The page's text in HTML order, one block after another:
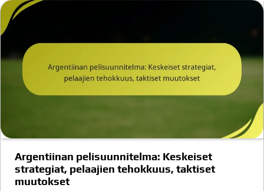
Argentiinan pelisuunnitelma: Keskeiset
strategiat, pelaajien tehokkuus, taktiset
muutokset